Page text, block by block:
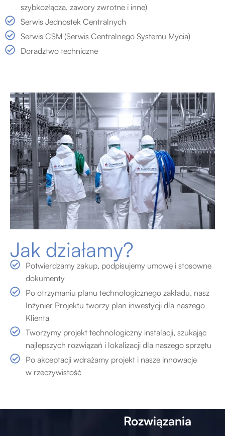
szybkozłącza, zawory zwrotne i inne)
Serwis Jednostek Centralnych
Serwis CSM (Serwis Centralnego Systemu Mycia)
Doradztwo techniczne
Jak działamy?
Potwierdzamy zakup, podpisujemy umowę i stosowne
dokumenty
Po otrzymaniu planu technologicznego zakładu, nasz
Inżynier Projektu tworzy plan inwestycji dla naszego
Klienta
Tworzymy projekt technologiczny instalacji, szukając
najlepszych rozwiązań i lokalizacji dla naszego sprzętu
Po akceptacji wdrażamy projekt i nasze innowacje
w rzeczywistość
Rozwiązania